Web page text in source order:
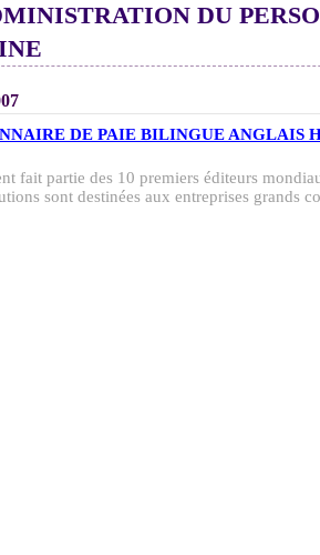
DU
DE PAIE BILINGUE ANGLAIS
fait partie des 10 premiers éditeurs
sont destinées aux entreprises grands